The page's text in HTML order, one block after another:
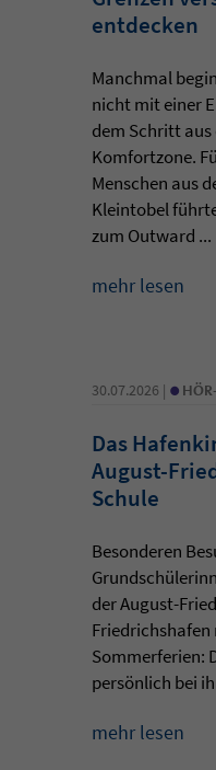
entdecken
Manchmal
nicht mit einer
dem Schritt aus
Komfortzone.
Menschen aus
Kleintobel
zum Outward ...
mehr lesen
30.07.2026 | •
Das
August-
Schule
Besonderen
der August-
Friedrichshafen
Sommerferien:
persönlich bei
mehr lesen